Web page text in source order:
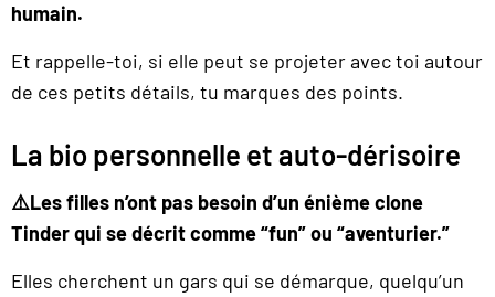
humain.
Et rappelle-toi, si elle peut se projeter avec toi autour
de ces petits détails, tu marques des points.
La bio personnelle et auto-dérisoire
⚠️Les filles n’ont pas besoin d’un énième clone
Tinder qui se décrit comme “fun” ou “aventurier.”
Elles cherchent un gars qui se démarque, quelqu’un